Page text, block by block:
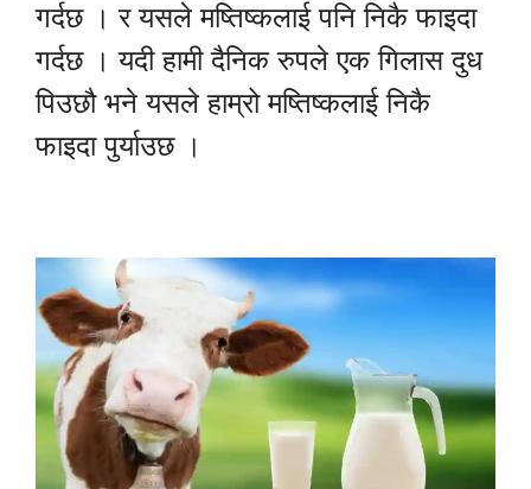
गर्दछ । र यसले मष्तिष्कलाई पनि निकै फाइदा
गर्दछ । यदी हामी दैनिक रुपले एक गिलास दुध
पिउछौ भने यसले हाम्रो मष्तिष्कलाई निकै
फाइदा पुर्याउछ ।